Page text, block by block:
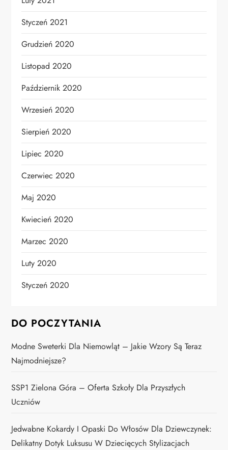
Styczeń 2021
Grudzień 2020
Listopad 2020
Październik 2020
Wrzesień 2020
Sierpień 2020
Lipiec 2020
Czerwiec 2020
Maj 2020
Kwiecień 2020
Marzec 2020
Luty 2020
Styczeń 2020
DO POCZYTANIA
Modne Sweterki Dla Niemowląt – Jakie Wzory Są Teraz
Najmodniejsze?
SSP1 Zielona Góra – Oferta Szkoły Dla Przyszłych
Uczniów
Jedwabne Kokardy I Opaski Do Włosów Dla Dziewczynek:
Delikatny Dotyk Luksusu W Dziecięcych Stylizacjach